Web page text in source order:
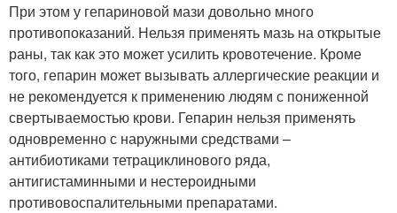
При этом у гепариновой мази довольно много
противопоказаний. Нельзя применять мазь на открытые
раны, так как это может усилить кровотечение. Кроме
того, гепарин может вызывать аллергические реакции и
не рекомендуется к применению людям с пониженной
свертываемостью крови. Гепарин нельзя применять
одновременно с наружными средствами –
антибиотиками тетрациклинового ряда,
антигистаминными и нестероидными
противовоспалительными препаратами.